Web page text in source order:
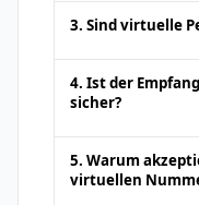
Temporäre
SMS-
oder das
3. Sind virtuelle
Ja. Virtuelle
Handlungen wie
dürfen jedoch
verwendet
4. Ist der
sicher?
Es ist sicher,
seriösen
5. Warum
virtuellen